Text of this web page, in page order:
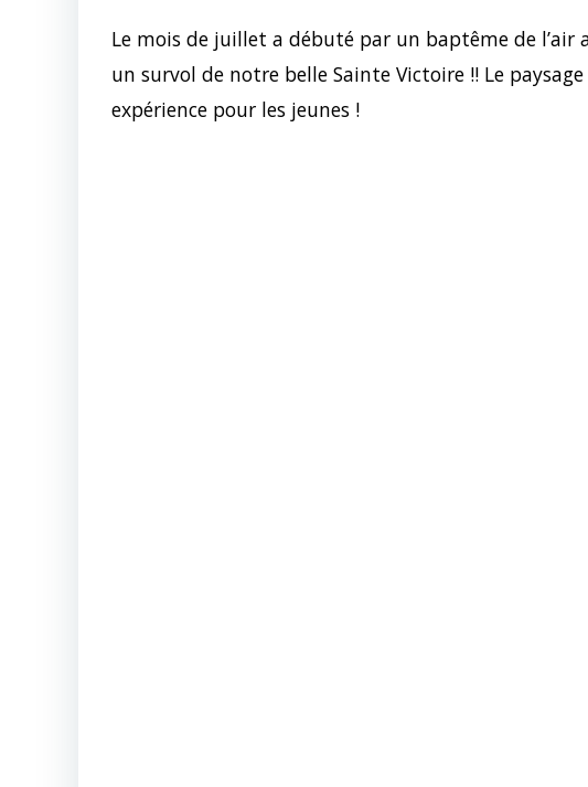
Le mois de juillet a débuté par un baptême de l’air
un survol de notre belle Sainte Victoire !! Le
expérience pour les jeunes !